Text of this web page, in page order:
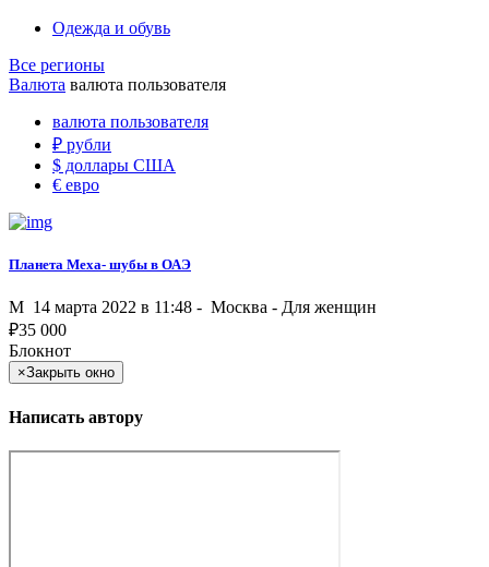
Одежда и обувь
Все регионы
Валюта валюта пользователя
валюта пользователя
₽ рубли
$ доллары США
€ евро
Планета Меха- шубы в ОАЭ
M 14 марта 2022 в 11:48 - Москва - Для женщин
₽35 000
Блокнот
×Закрыть окно
Написать автору